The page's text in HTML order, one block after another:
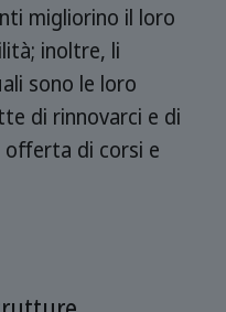
migliorino il loro
inoltre, li
sono le loro
di rinnovarci e di
offerta di corsi e